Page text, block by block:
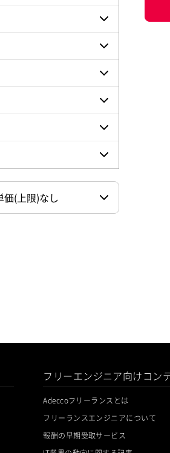
フリーエンジニア向けコン
Adeccoフリーランスとは
フリーランスエンジニアについて
報酬の早期受取サービス